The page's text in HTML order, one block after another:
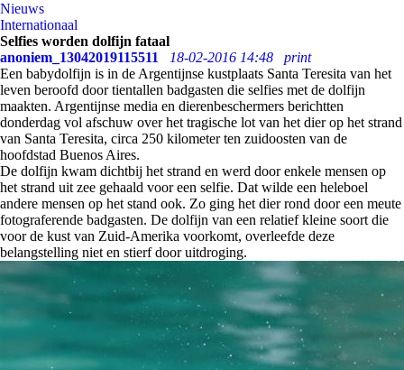
Nieuws
Internationaal
Selfies worden dolfijn fataal
anoniem_13042019115511
18-02-2016 14:48
print
Een babydolfijn is in de Argentijnse kustplaats Santa Teresita van het
leven beroofd door tientallen badgasten die selfies met de dolfijn
maakten. Argentijnse media en dierenbeschermers berichtten
donderdag vol afschuw over het tragische lot van het dier op het strand
van Santa Teresita, circa 250 kilometer ten zuidoosten van de
hoofdstad Buenos Aires.
De dolfijn kwam dichtbij het strand en werd door enkele mensen op
het strand uit zee gehaald voor een selfie. Dat wilde een heleboel
andere mensen op het stand ook. Zo ging het dier rond door een meute
fotograferende badgasten. De dolfijn van een relatief kleine soort die
voor de kust van Zuid-Amerika voorkomt, overleefde deze
belangstelling niet en stierf door uitdroging.